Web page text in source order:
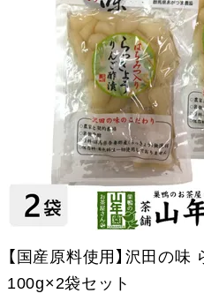
【国産原料使用】沢田の
100g×2袋セット